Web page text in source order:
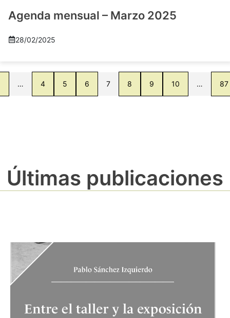
Agenda mensual – Marzo 2025
28/02/2025
… 4 5 6 7 8 9 10 … 87
Últimas publicaciones